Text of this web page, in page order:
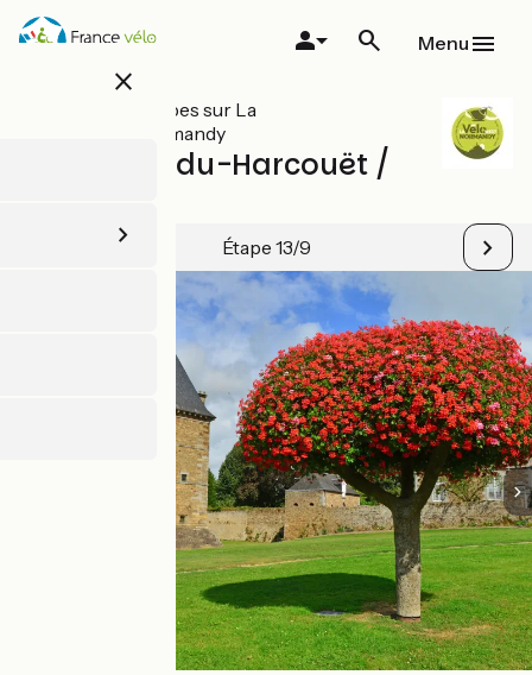
Aller
au
close
Menu
Toutes les étapes sur La
VéloWestNormandy
St-Hilaire-du-Harcouët /
Étape 13/9